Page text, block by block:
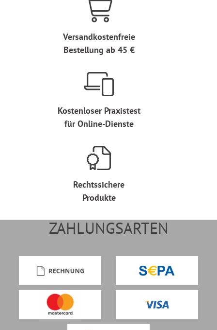
Versandkostenfreie
Bestellung ab 45 €
Kostenloser Praxistest
für Online-Dienste
Rechtssichere
Produkte
ZAHLUNGSARTEN